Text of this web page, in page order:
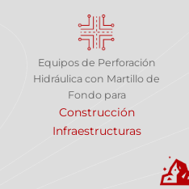
Equipos de Perforación
Hidráulica con Martillo de
Fondo para
Construcción
Infraestructuras